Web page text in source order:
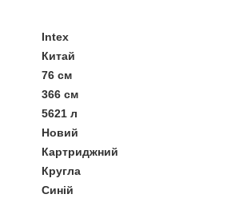
Intex
Китай
76 см
366 см
5621 л
Новий
Картриджний
Кругла
Синій